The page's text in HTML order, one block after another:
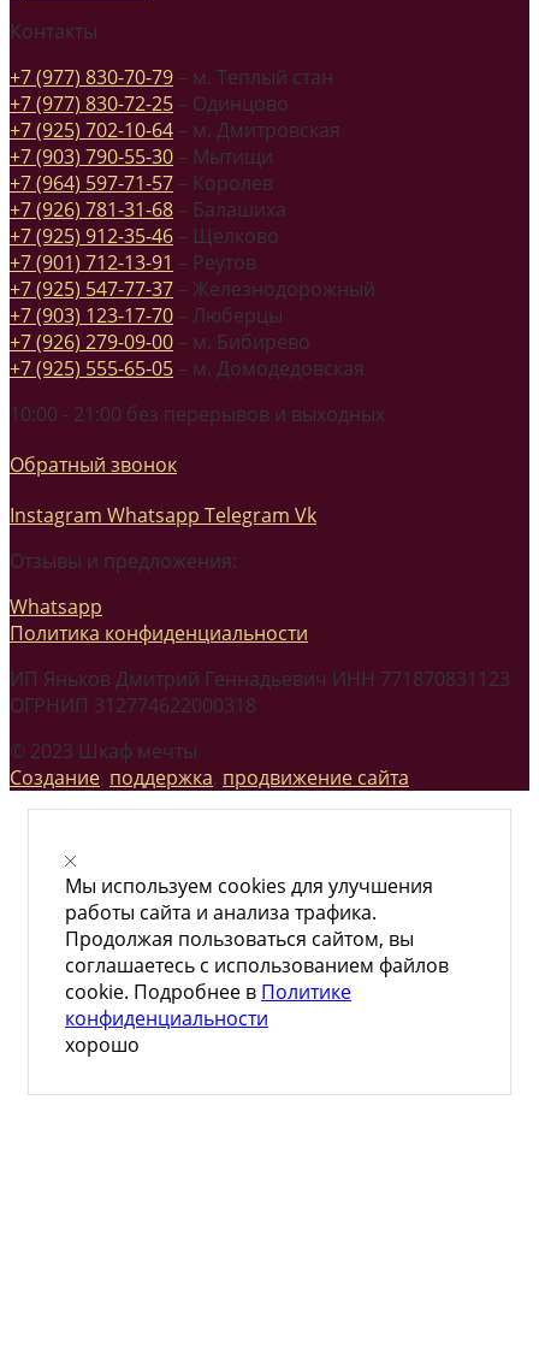
Контакты
+7 (977) 830-70-79 – м. Теплый стан
+7 (977) 830-72-25 – Одинцово
+7 (925) 702-10-64 – м. Дмитровская
+7 (903) 790-55-30 – Мытищи
+7 (964) 597-71-57 – Королев
+7 (926) 781-31-68 – Балашиха
+7 (925) 912-35-46 – Щелково
+7 (901) 712-13-91 – Реутов
+7 (925) 547-77-37 – Железнодорожный
+7 (903) 123-17-70 – Люберцы
+7 (926) 279-09-00 – м. Бибирево
+7 (925) 555-65-05 – м. Домодедовская
10:00 - 21:00 без перерывов и выходных
Обратный звонок
Instagram Whatsapp Telegram Vk
Отзывы и предложения:
Whatsapp
Политика конфиденциальности
ИП Яньков Дмитрий Геннадьевич ИНН 771870831123
ОГРНИП 312774622000318
© 2023 Шкаф мечты
Создание, поддержка, продвижение сайта
Мы используем cookies для улучшения
работы сайта и анализа трафика.
Продолжая пользоваться сайтом, вы
соглашаетесь с использованием файлов
cookie. Подробнее в Политике
конфиденциальности
хорошо